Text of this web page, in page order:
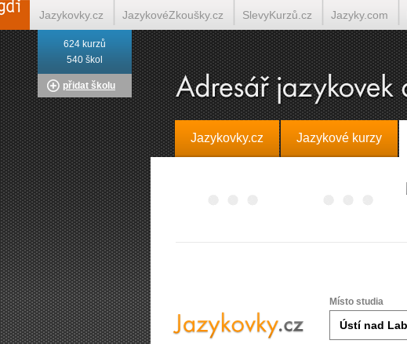
Jazykovky.cz Jazykové kurzy
Místo studia
624 kurzů
540 škol
přidat školu
Jazykovky.cz JazykovéZkoušky.cz SlevyKurzů.cz Jazyky.com
Italština on-line Tlumočení-Překlady.cz Překládá.cz Tlumočí.cz